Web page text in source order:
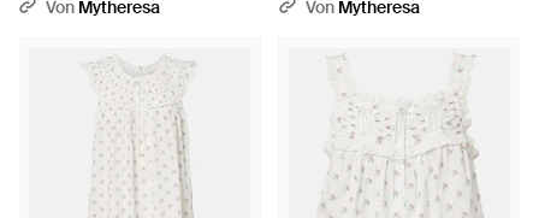
Von Mytheresa Von Mytheresa